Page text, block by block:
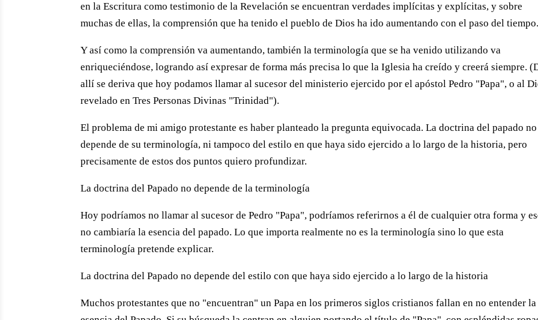
en la Escritura como testimonio de la Revelación se encuentran verdades implícitas y explícitas, y sobre
muchas de ellas, la comprensión que ha tenido el pueblo de Dios ha ido aumentando con el paso del tiempo.
Y así como la comprensión va aumentando, también la terminología que se ha venido utilizando va
enriqueciéndose, logrando así expresar de forma más precisa lo que la Iglesia ha creído y creerá siempre.
allí se deriva que hoy podamos llamar al sucesor del ministerio ejercido por el apóstol Pedro "Papa", o al
revelado en Tres Personas Divinas "Trinidad").
El problema de mi amigo protestante es haber planteado la pregunta equivocada. La doctrina del papado no
depende de su terminología, ni tampoco del estilo en que haya sido ejercido a lo largo de la historia, pero
precisamente de estos dos puntos quiero profundizar.
La doctrina del Papado no depende de la terminología
Hoy podríamos no llamar al sucesor de Pedro "Papa", podríamos referirnos a él de cualquier otra forma y
no cambiaría la esencia del papado. Lo que importa realmente no es la terminología sino lo que esta
terminología pretende explicar.
La doctrina del Papado no depende del estilo con que haya sido ejercido a lo largo de la historia
Muchos protestantes que no "encuentran" un Papa en los primeros siglos cristianos fallan en no entender la